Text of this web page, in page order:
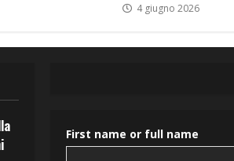
4 giugno 2026
First name or full name